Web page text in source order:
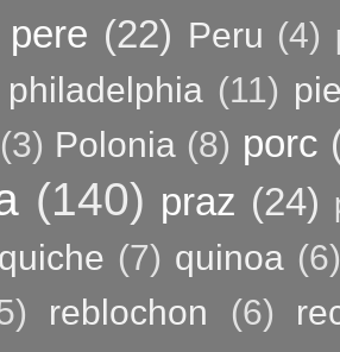
pere (22) Peru (4)
philadelphia (11)
(3) Polonia (8) porc
(140) praz (24)
quiche (7) quinoa
reblochon (6)